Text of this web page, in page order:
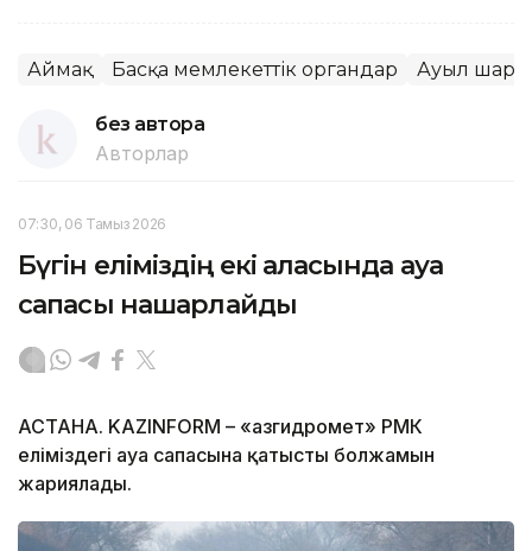
Аймақ Басқа мемлекеттік органдар Ауыл
без автора
Авторлар
07:30, 06 Тамыз 2026
Бүгін еліміздің екі қаласында ауа
сапасы нашарлайды
АСТАНА. KAZINFORM – «Қазгидромет» РМК
еліміздегі ауа сапасына қатысты болжамын
жариялады.